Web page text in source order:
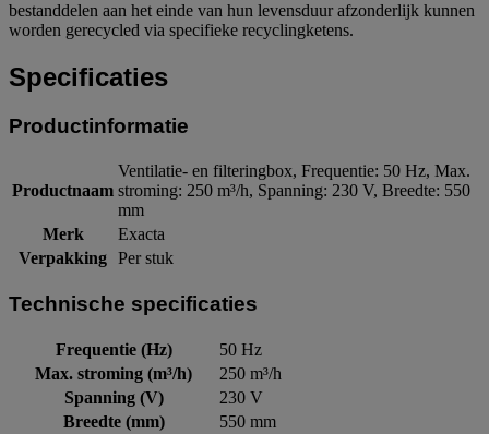
bestanddelen aan het einde van hun levensduur afzonderlijk kunnen
worden gerecycled via specifieke recyclingketens.
Specificaties
Productinformatie
Productnaam
Ventilatie- en filteringbox, Frequentie: 50 Hz, Max.
stroming: 250 m³/h, Spanning: 230 V, Breedte: 550
mm
Merk
Exacta
Verpakking Per stuk
Technische specificaties
Frequentie (Hz)
50 Hz
Max. stroming (m³/h)
250 m³/h
Spanning (V)
230 V
Breedte (mm)
550 mm